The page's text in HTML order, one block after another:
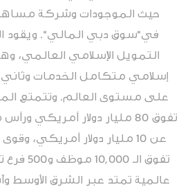
حیث الموجودات وشركة
في"سوق دبي المالي". ویقود
التمویل الإسلامي العالمي،
إسلامي متكامل الخدمات
على مستوى العالم. وتتمتع
تفوق 80 ملیار دولار أمریكي
عن 10 ملیار دولار أمریكي،
تفوق الـ
عالمیة تمتد عبر الشرق الأوسط